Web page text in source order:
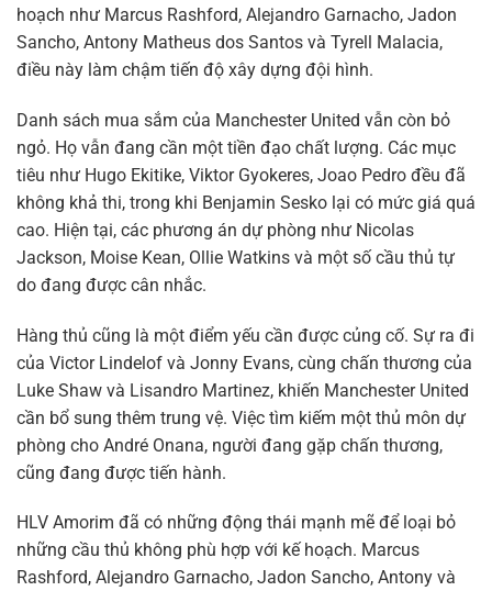
hoạch như Marcus Rashford, Alejandro Garnacho, Jadon
Sancho, Antony Matheus dos Santos và Tyrell Malacia,
điều này làm chậm tiến độ xây dựng đội hình.
Danh sách mua sắm của Manchester United vẫn còn bỏ
ngỏ. Họ vẫn đang cần một tiền đạo chất lượng. Các mục
tiêu như Hugo Ekitike, Viktor Gyokeres, Joao Pedro đều đã
không khả thi, trong khi Benjamin Sesko lại có mức giá quá
cao. Hiện tại, các phương án dự phòng như Nicolas
Jackson, Moise Kean, Ollie Watkins và một số cầu thủ tự
do đang được cân nhắc.
Hàng thủ cũng là một điểm yếu cần được củng cố. Sự ra đi
của Victor Lindelof và Jonny Evans, cùng chấn thương của
Luke Shaw và Lisandro Martinez, khiến Manchester United
cần bổ sung thêm trung vệ. Việc tìm kiếm một thủ môn dự
phòng cho André Onana, người đang gặp chấn thương,
cũng đang được tiến hành.
HLV Amorim đã có những động thái mạnh mẽ để loại bỏ
những cầu thủ không phù hợp với kế hoạch. Marcus
Rashford, Alejandro Garnacho, Jadon Sancho, Antony và